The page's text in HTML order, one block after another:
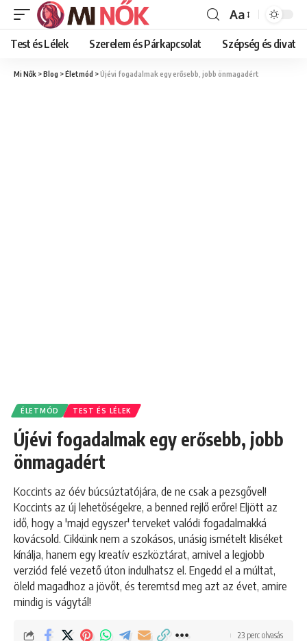
Font
Resizer
Aa
Test és Lélek Szerelem és Párkapcsolat Szépség és divat
Mi Nők >Blog >Életmód >Újévi fogadalmak egy erősebb, jobb önmagadért
ÉLETMÓD TEST ÉS LÉLEK
Újévi fogadalmak egy erősebb, jobb
önmagadért
Koccints az óév búcsúztatójára, de ne csak a pezsgővel!
Koccints az új lehetőségekre, a benned rejlő erőre! Eljött az
idő, hogy a 'majd egyszer' terveket valódi fogadalmakká
kovácsold. Cikkünk nem a szokásos, unásig ismételt kliséket
kínálja, hanem egy kreatív eszköztárat, amivel a legjobb
verziód felé vezető úton indulhatsz el. Engedd el a múltat,
öleld magadhoz a jövőt, és teremtsd meg azt az évet, amire
mindig is vágytál!
23 perc olvasás